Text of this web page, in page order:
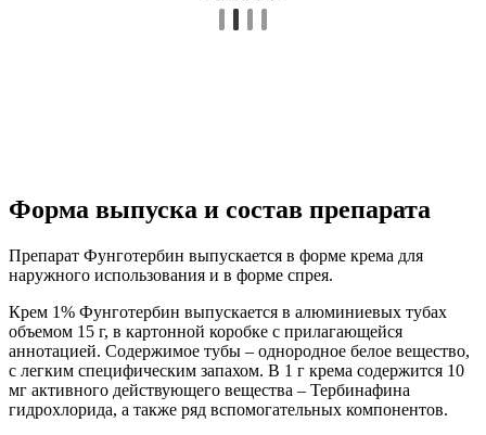
Форма выпуска и состав препарата
Препарат Фунготербин выпускается в форме крема для
наружного использования и в форме спрея.
Крем 1% Фунготербин выпускается в алюминиевых тубах
объемом 15 г, в картонной коробке с прилагающейся
аннотацией. Содержимое тубы – однородное белое вещество,
с легким специфическим запахом. В 1 г крема содержится 10
мг активного действующего вещества – Тербинафина
гидрохлорида, а также ряд вспомогательных компонентов.